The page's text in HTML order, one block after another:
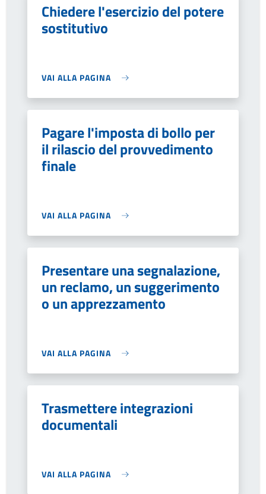
Chiedere l'esercizio del potere
sostitutivo
VAI ALLA PAGINA
Pagare l'imposta di bollo per
il rilascio del provvedimento
finale
VAI ALLA PAGINA
Presentare una segnalazione,
un reclamo, un suggerimento
o un apprezzamento
VAI ALLA PAGINA
Trasmettere integrazioni
documentali
VAI ALLA PAGINA